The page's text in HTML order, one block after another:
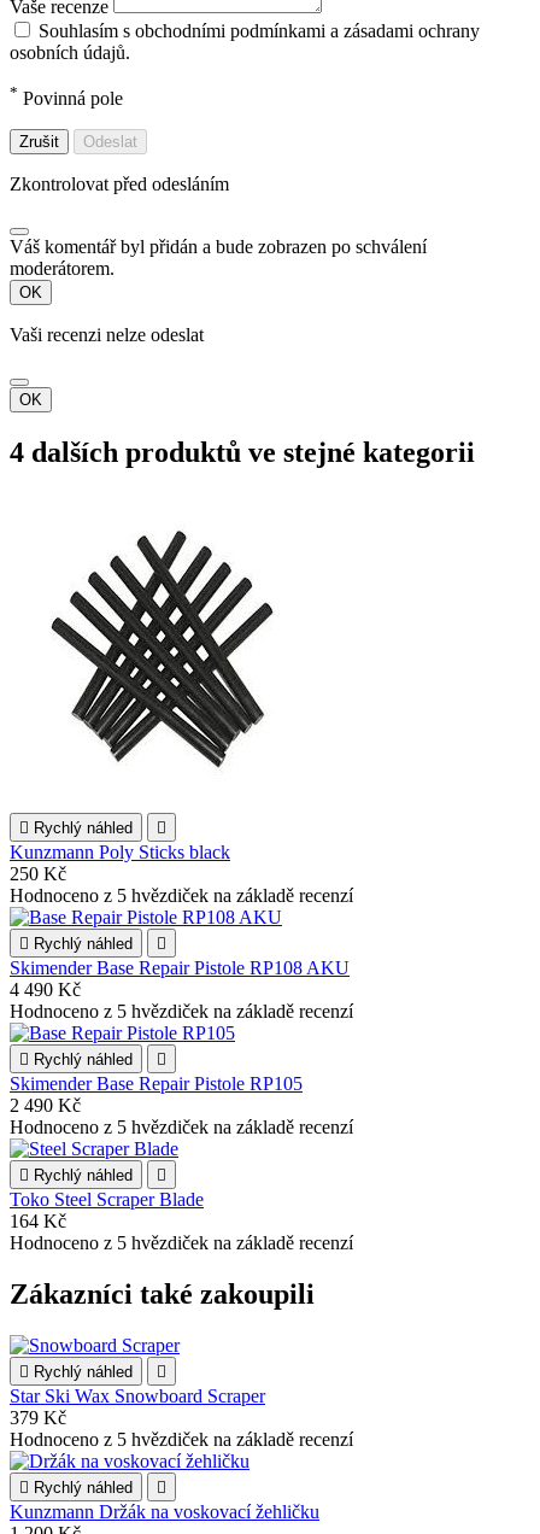
Vaše recenze
Souhlasím s obchodními podmínkami a zásadami ochrany
osobních údajů.
* Povinná pole
Zrušit Odeslat
Zkontrolovat před odesláním
Váš komentář byl přidán a bude zobrazen po schválení
moderátorem.
OK
Vaši recenzi nelze odeslat
OK
4 dalších produktů ve stejné kategorii
 Rychlý náhled 
Kunzmann Poly Sticks black
250 Kč
Hodnoceno z 5 hvězdiček na základě recenzí
 Rychlý náhled 
Skimender Base Repair Pistole RP108 AKU
4 490 Kč
Hodnoceno z 5 hvězdiček na základě recenzí
 Rychlý náhled 
Skimender Base Repair Pistole RP105
2 490 Kč
Hodnoceno z 5 hvězdiček na základě recenzí
 Rychlý náhled 
Toko Steel Scraper Blade
164 Kč
Hodnoceno z 5 hvězdiček na základě recenzí
Zákazníci také zakoupili
 Rychlý náhled 
Star Ski Wax Snowboard Scraper
379 Kč
Hodnoceno z 5 hvězdiček na základě recenzí
 Rychlý náhled 
Kunzmann Držák na voskovací žehličku